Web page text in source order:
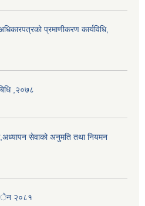
प्रमाणीकरण कार्यविधि,
,२०७८
सेवाको अनुमति तथा नियमन
एेन २०८१